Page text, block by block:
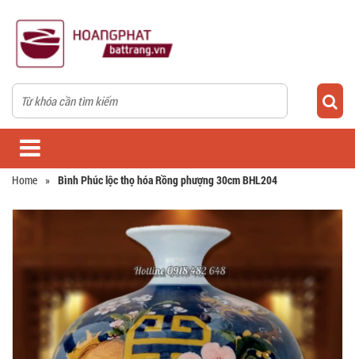
Home » Bình Phúc lộc thọ hóa Rồng phượng 30cm BHL204